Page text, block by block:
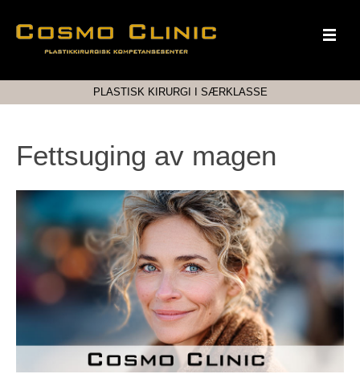
PLASTISK KIRURGI I SÆRKLASSE
Fettsuging av magen